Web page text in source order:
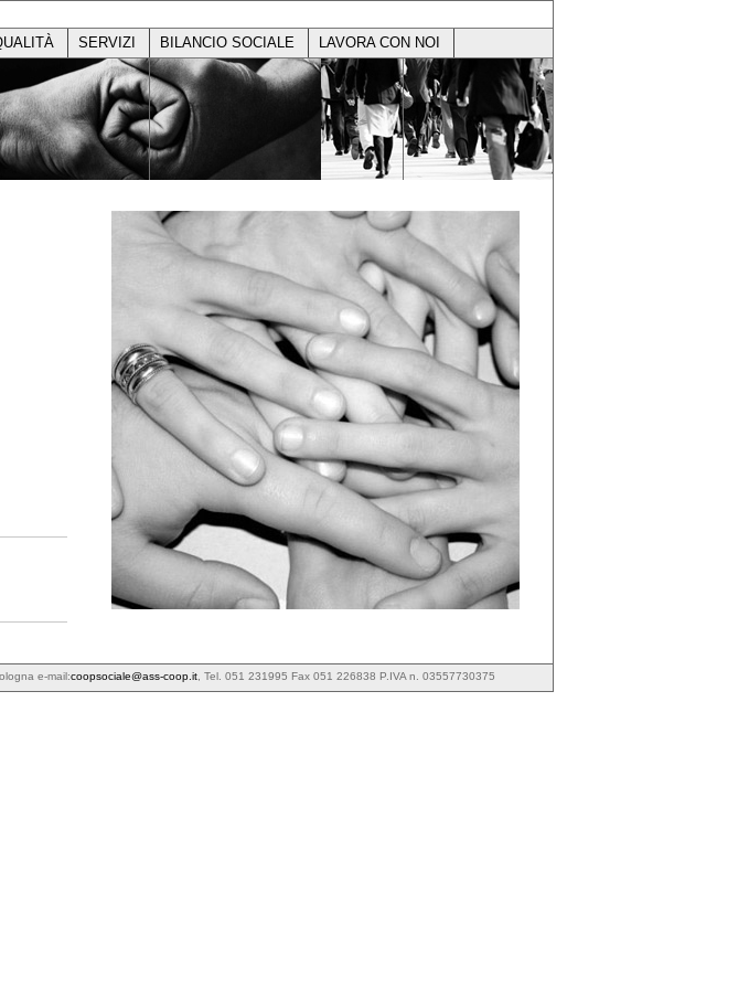
SERVIZI BILANCIO SOCIALE LAVORA CON NOI
e-mail:coopsociale@ass-coop.it , Tel. 051 231995 Fax 051 226838 P.IVA n. 03557730375